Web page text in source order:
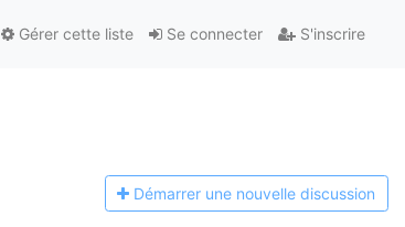
Se connecter S'inscrire
Gérer cette liste
Démarrer une nouvelle discussion